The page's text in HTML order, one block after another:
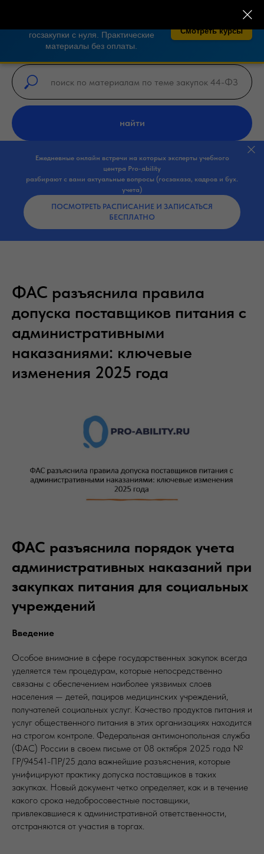
×
госзакупки с нуля. Практические
материалы без оплаты.
Смотреть курсы
найти
Ежедневные онлайн встречи на которых эксперты учебного
центра Pro-ability
разбирают с вами актуальные вопросы (госзаказа, кадров и бух.
учета)
ПОСМОТРЕТЬ РАСПИСАНИЕ И ЗАПИСАТЬСЯ
БЕСПЛАТНО
ФАС разъяснила правила
допуска поставщиков питания с
административными
наказаниями: ключевые
изменения 2025 года
ФАС разъяснила порядок учета
административных наказаний при
закупках питания для социальных
учреждений
Введение
Особое внимание в сфере государственных закупок всегда
уделяется тем процедурам, которые непосредственно
связаны с обеспечением наиболее уязвимых слоев
населения — детей, пациров медицинских учреждений,
получателей социальных услуг. Качество продуктов питания и
услуг общественного питания в этих организациях находится
на строгом контроле. Федеральная антимонопольная служба
(ФАС) России в своем письме от 08 октября 2025 года №
ГР/94541-ПР/25 дала важнейшие разъяснения, которые
унифицируют практику допуска поставщиков в таких
закупках. Новый документ четко определяет, как и в течение
какого срока недобросовестные поставщики,
привлекавшиеся к административной ответственности,
отстраняются от участия в торгах.